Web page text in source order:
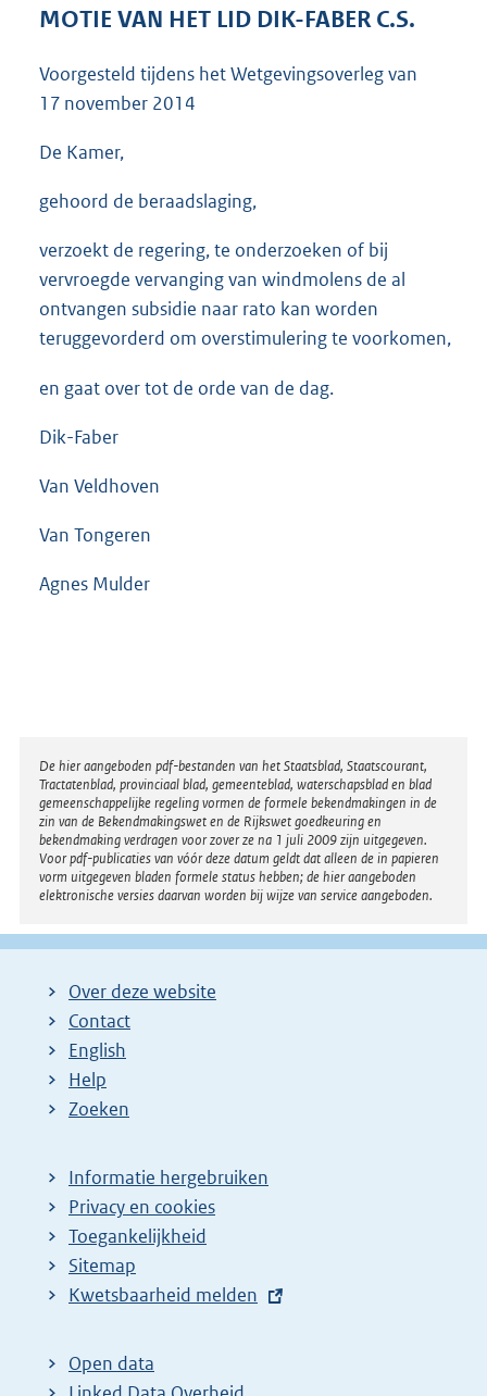
b
MOTIE VAN HET LID DIK-FABER C.S.
Voorgesteld tijdens het Wetgevingsoverleg van
17 november 2014
De Kamer,
gehoord de beraadslaging,
verzoekt de regering, te onderzoeken of bij
vervroegde vervanging van windmolens de al
ontvangen subsidie naar rato kan worden
teruggevorderd om overstimulering te voorkomen,
en gaat over tot de orde van de dag.
Dik-Faber
Van Veldhoven
Van Tongeren
Agnes Mulder
Disclaimer
De hier aangeboden pdf-bestanden van het Staatsblad, Staatscourant,
Tractatenblad, provinciaal blad, gemeenteblad, waterschapsblad en blad
gemeenschappelijke regeling vormen de formele bekendmakingen in de
zin van de Bekendmakingswet en de Rijkswet goedkeuring en
bekendmaking verdragen voor zover ze na 1 juli 2009 zijn uitgegeven.
Voor pdf-publicaties van vóór deze datum geldt dat alleen de in papieren
vorm uitgegeven bladen formele status hebben; de hier aangeboden
elektronische versies daarvan worden bij wijze van service aangeboden.
Over deze website
Contact
English
Help
Zoeken
Informatie hergebruiken
Privacy en cookies
Toegankelijkheid
Sitemap
E
t
e
Kwetsbaarheid melden
Open data